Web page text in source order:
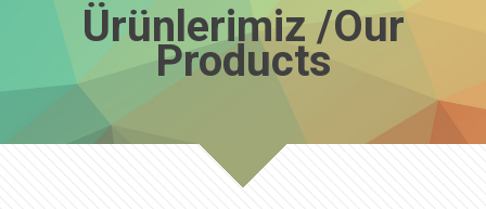
Ürünlerimiz /Our
Products